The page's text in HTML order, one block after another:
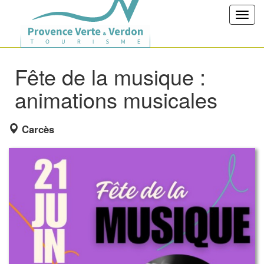
Fête de la musique :
animations musicales
Carcès